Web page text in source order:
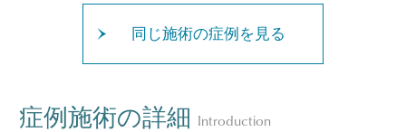
同じ施術の症例を見る
症例施術の詳細 Introduction